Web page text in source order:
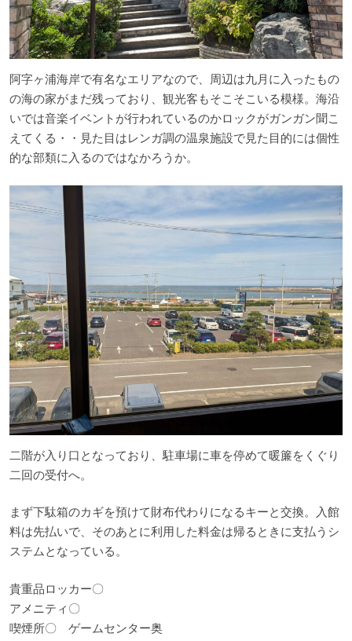
阿字ヶ浦海岸で有名なエリアなので、周辺は九月に入ったもの
の海の家がまだ残っており、観光客もそこそこいる模様。海沿
いでは音楽イベントが行われているのかロックがガンガン聞こ
えてくる・・見た目はレンガ調の温泉施設で見た目的には個性
的な部類に入るのではなかろうか。
二階が入り口となっており、駐車場に車を停めて暖簾をくぐり
二回の受付へ。
まず下駄箱のカギを預けて財布代わりになるキーと交換。入館
料は先払いで、そのあとに利用した料金は帰るときに支払うシ
ステムとなっている。
貴重品ロッカー〇
アメニティ〇
喫煙所〇 ゲームセンター奥